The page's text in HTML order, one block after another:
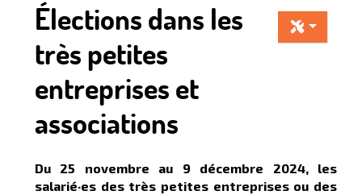
Élections dans les
très petites
entreprises et
associations
Du 25 novembre au 9 décembre 2024, les
salarié·es des très petites entreprises ou des